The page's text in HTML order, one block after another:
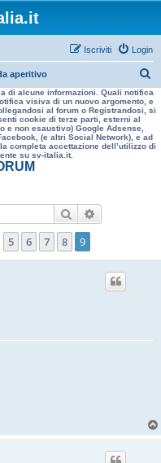
Login
Iscriviti
aperitivo
e
r
a
di alcune informazioni. Quali notifica
visiva di un nuovo argomento, e
al forum o Registrandosi, si
cookie di terze parti, esterni al
e non esaustivo) Google Adsense,
(e altri Social Network), e ad
completa accettazione dell’utilizzo di
su sv-italia.it.
Cerca
95 6 7 8 9